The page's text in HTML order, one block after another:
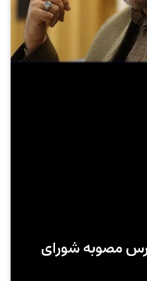
مصوبه شورای